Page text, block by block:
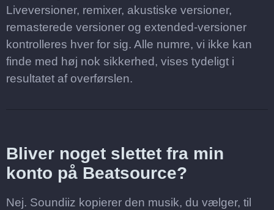
Liveversioner, remixer, akustiske versioner,
remasterede versioner og extended-versioner
kontrolleres hver for sig. Alle numre, vi ikke kan
finde med høj nok sikkerhed, vises tydeligt i
resultatet af overførslen.
Bliver noget slettet fra min
konto på Beatsource?
Nej. Soundiiz kopierer den musik, du vælger, til